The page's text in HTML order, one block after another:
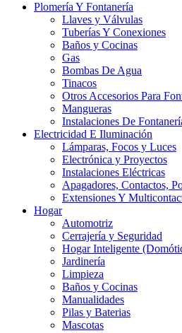
Plomería Y Fontanería
Llaves y Válvulas
Tuberías Y Conexiones
Baños y Cocinas
Gas
Bombas De Agua
Tinacos
Otros Accesorios Para
Mangueras
Instalaciones De
Electricidad E Iluminación
Lámparas, Focos y Luces
Electrónica y Proyectos
Instalaciones Eléctricas
Apagadores, Contactos,
Extensiones Y
Hogar
Automotriz
Cerrajería y Seguridad
Hogar Inteligente
Jardinería
Limpieza
Baños y Cocinas
Manualidades
Pilas y Baterias
Mascotas